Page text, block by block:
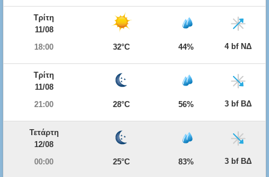
Τρίτη
11/08
18:00
32°C 44% 4 bf ΝΔ
Τρίτη
11/08
21:00
28°C 56% 3 bf ΒΔ
Τετάρτη
12/08
00:00
25°C 83% 3 bf ΒΔ